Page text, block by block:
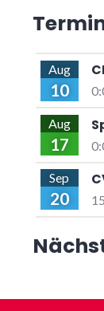
Aug
10
Aug
17
Sep
20